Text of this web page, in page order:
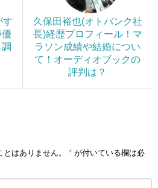
す
久保田裕也(オトバンク社
長)経歴プロフィール！マ
ラソン成績や結婚につい
て！オーディオブックの
評判は？
はありません。 * が付いている欄は必